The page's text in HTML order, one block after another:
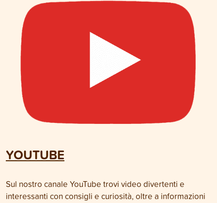
YOUTUBE
Sul nostro canale YouTube trovi video divertenti e
interessanti con consigli e curiosità, oltre a informazioni